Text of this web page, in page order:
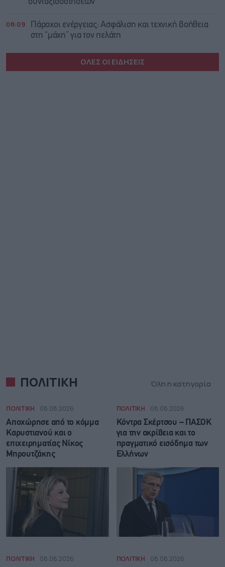
08:09
Πάροχοι ενέργειας: Ασφάλιση και τεχνική βοήθεια
στη “μάχη” για τον πελάτη
ΟΛΕΣ ΟΙ ΕΙΔΗΣΕΙΣ
ΠΟΛΙΤΙΚΗ Όλη η κατηγορία
ΠΟΛΙΤΙΚΗ 08.08.2026
Αποχώρησε από το κόμμα
Καρυστιανού και ο
επιχειρηματίας Νίκος
Μπρουτζάκης
ΠΟΛΙΤΙΚΗ 08.08.2026
Κόντρα Σκέρτσου – ΠΑΣΟΚ
για την ακρίβεια και το
πραγματικό εισόδημα των
Ελλήνων
ΠΟΛΙΤΙΚΗ 08.08.2026 ΠΟΛΙΤΙΚΗ 08.08.2026